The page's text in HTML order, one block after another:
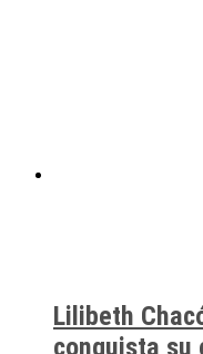
Lilibeth
conquista